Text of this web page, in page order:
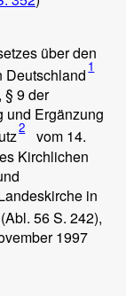
über den
Deutschland 1
§ 9 der
und Ergänzung
2
vom 14.
Kirchlichen
in
56 S. 242),
1997